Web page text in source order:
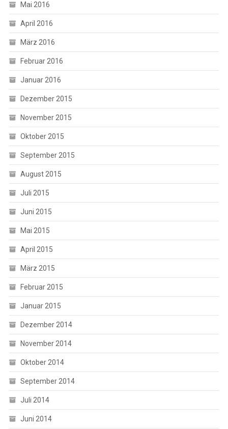
Mai 2016
April 2016
März 2016
Februar 2016
Januar 2016
Dezember 2015
November 2015
Oktober 2015
September 2015
August 2015
Juli 2015
Juni 2015
Mai 2015
April 2015
März 2015
Februar 2015
Januar 2015
Dezember 2014
November 2014
Oktober 2014
September 2014
Juli 2014
Juni 2014